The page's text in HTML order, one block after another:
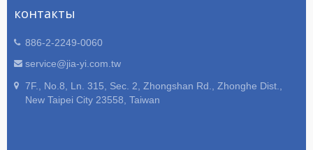
контакты
886-2-2249-0060
service@jia-yi.com.tw
7F., No.8, Ln. 315, Sec. 2, Zhongshan Rd., Zhonghe Dist.,
New Taipei City 23558, Taiwan